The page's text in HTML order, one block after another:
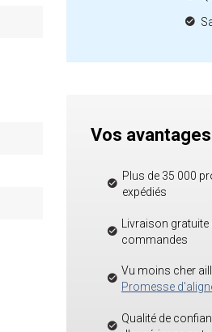
Vos avantages
Plus de 35 000
expédiés
Livraison
commandes
Vu moins cher
Promesse
Qualité de